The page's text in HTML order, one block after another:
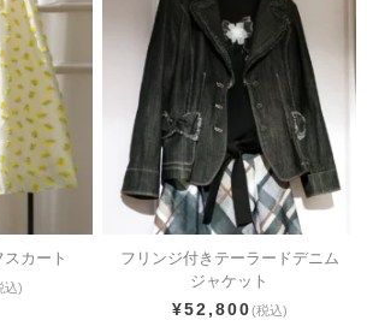
カート
込)
フリンジ付きテーラードデニム
ジャケット
¥52,800(税込)